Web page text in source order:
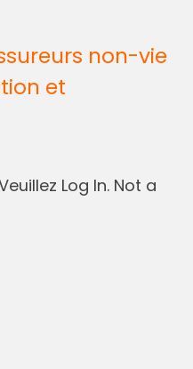
non-vie
et
Log In. Not a